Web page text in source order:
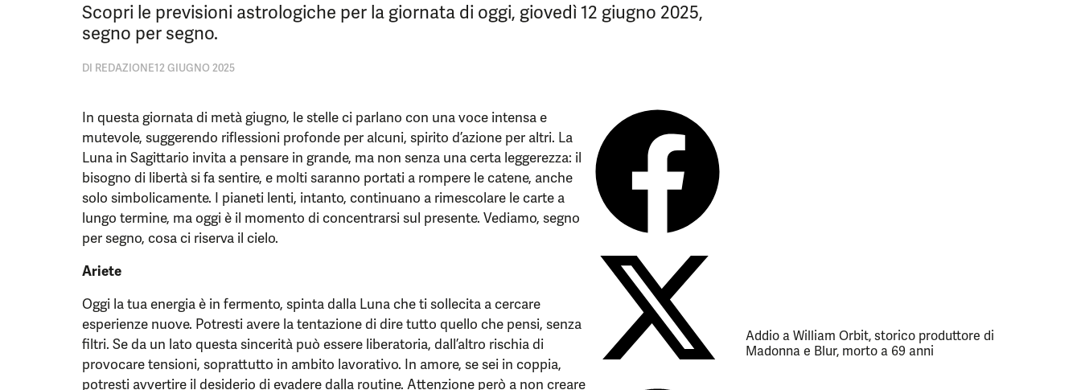
Scopri le previsioni astrologiche per la giornata di oggi, giovedì 12 giugno 2025,
segno per segno.
DI REDAZIONE12 GIUGNO 2025
In questa giornata di metà giugno, le stelle ci parlano con una voce intensa e
mutevole, suggerendo riflessioni profonde per alcuni, spirito d’azione per altri. La
Luna in Sagittario invita a pensare in grande, ma non senza una certa leggerezza: il
bisogno di libertà si fa sentire, e molti saranno portati a rompere le catene, anche
solo simbolicamente. I pianeti lenti, intanto, continuano a rimescolare le carte a
lungo termine, ma oggi è il momento di concentrarsi sul presente. Vediamo, segno
per segno, cosa ci riserva il cielo.
Ariete
Oggi la tua energia è in fermento, spinta dalla Luna che ti sollecita a cercare
esperienze nuove. Potresti avere la tentazione di dire tutto quello che pensi, senza
filtri. Se da un lato questa sincerità può essere liberatoria, dall’altro rischia di
provocare tensioni, soprattutto in ambito lavorativo. In amore, se sei in coppia,
potresti avvertire il desiderio di evadere dalla routine. Attenzione però a non creare
Addio a William Orbit, storico produttore di
Madonna e Blur, morto a 69 anni